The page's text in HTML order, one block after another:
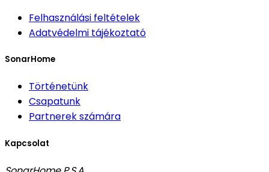
Felhasználási feltételek
Adatvédelmi tájékoztató
SonarHome
Történetünk
Csapatunk
Partnerek számára
Kapcsolat